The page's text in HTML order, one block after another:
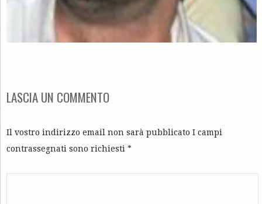
LASCIA UN COMMENTO
Il vostro indirizzo email non sarà pubblicato I campi
contrassegnati sono richiesti *